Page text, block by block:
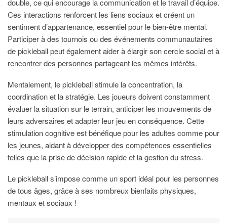
double, ce qui encourage la communication et le travail d’équipe.
Ces interactions renforcent les liens sociaux et créent un
sentiment d’appartenance, essentiel pour le bien-être mental.
Participer à des tournois ou des événements communautaires
de pickleball peut également aider à élargir son cercle social et à
rencontrer des personnes partageant les mêmes intérêts.
Mentalement, le pickleball stimule la concentration, la
coordination et la stratégie. Les joueurs doivent constamment
évaluer la situation sur le terrain, anticiper les mouvements de
leurs adversaires et adapter leur jeu en conséquence. Cette
stimulation cognitive est bénéfique pour les adultes comme pour
les jeunes, aidant à développer des compétences essentielles
telles que la prise de décision rapide et la gestion du stress.
Le pickleball s’impose comme un sport idéal pour les personnes
de tous âges, grâce à ses nombreux bienfaits physiques,
mentaux et sociaux !